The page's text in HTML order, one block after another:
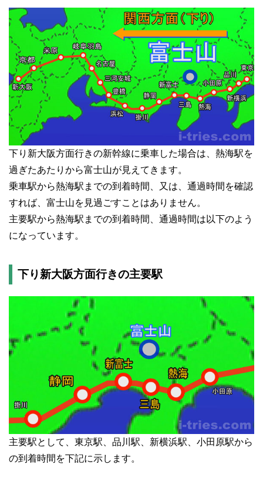
下り新大阪方面行きの新幹線に乗車した場合は、熱海駅を
過ぎたあたりから富士山が見えてきます。
乗車駅から熱海駅までの到着時間、又は、通過時間を確認
すれば、富士山を見過ごすことはありません。
主要駅から熱海駅までの到着時間、通過時間は以下のよう
になっています。
下り新大阪方面行きの主要駅
主要駅として、東京駅、品川駅、新横浜駅、小田原駅から
の到着時間を下記に示します。